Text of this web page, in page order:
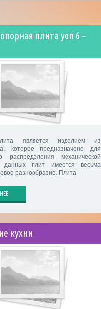
плита уоп 6 –
является изделием из
которое предназначено для
распределения механической
данных плит имеется весьма
разнообразие. Плита
кухни